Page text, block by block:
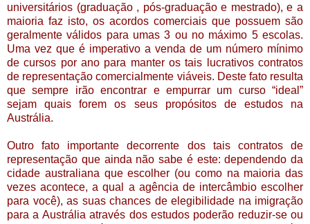
universitários (graduação , pós-graduação e mestrado), e a
maioria faz isto, os acordos comerciais que possuem são
geralmente válidos para umas 3 ou no máximo 5 escolas.
Uma vez que é imperativo a venda de um número mínimo
de cursos por ano para manter os tais lucrativos contratos
de representação comercialmente viáveis. Deste fato resulta
que sempre irão encontrar e empurrar um curso “ideal”
sejam quais forem os seus propósitos de estudos na
Austrália.
Outro fato importante decorrente dos tais contratos de
representação que ainda não sabe é este: dependendo da
cidade australiana que escolher (ou como na maioria das
vezes acontece, a qual a agência de intercâmbio escolher
para você), as suas chances de elegibilidade na imigração
para a Austrália através dos estudos poderão reduzir-se ou